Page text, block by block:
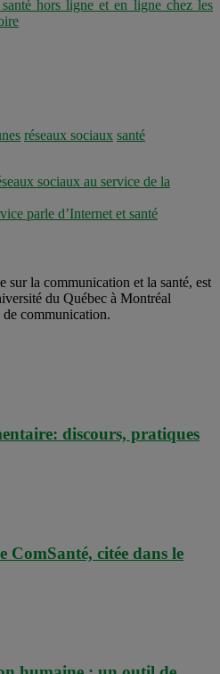
hors ligne et en ligne chez les
réseaux sociaux santé
sociaux au service de la
parle d’Internet et santé
sur la communication et la santé, est
du Québec à Montréal
communication.
discours, pratiques
ComSanté, citée dans le